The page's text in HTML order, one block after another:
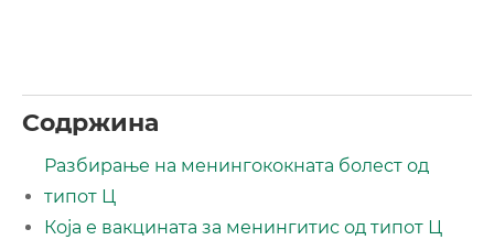
Содржина
Разбирање на менингококната болест од
типот Ц
Која е вакцината за менингитис од типот Ц